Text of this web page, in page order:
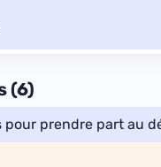
(6)
pour prendre part au